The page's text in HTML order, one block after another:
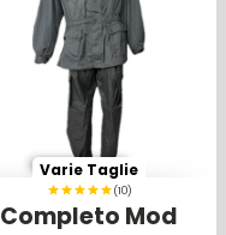
(10)
Completo Mod
Varie Taglie